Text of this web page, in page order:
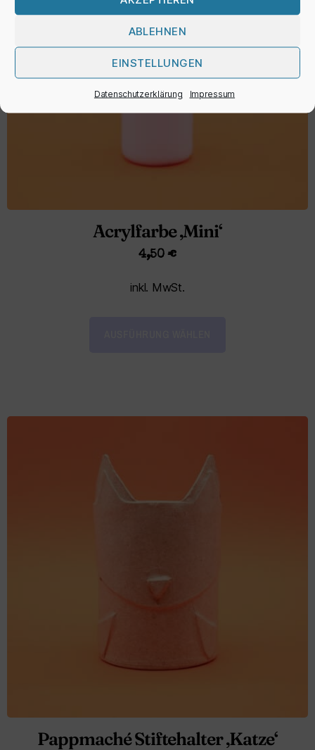
ABLEHNEN
EINSTELLUNGEN
Datenschutzerklärung Impressum
Acrylfarbe ‚Mini‘
4,50€
inkl. MwSt.
Pappmaché Stiftehalter ‚Katze‘